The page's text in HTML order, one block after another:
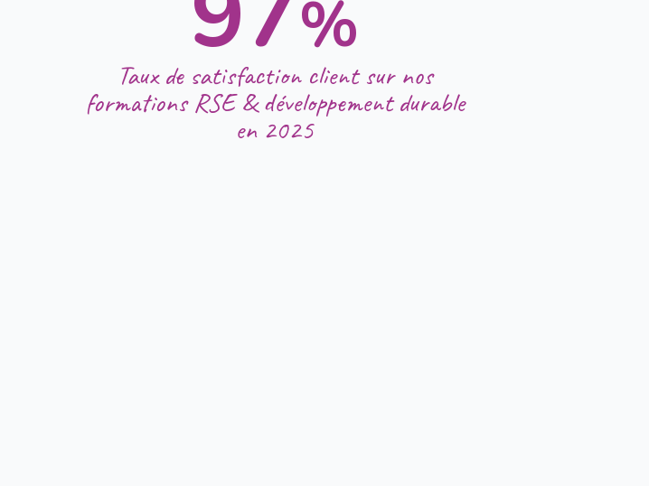
%
Taux de satisfaction client sur nos
formations RSE & développement durable
en 2025